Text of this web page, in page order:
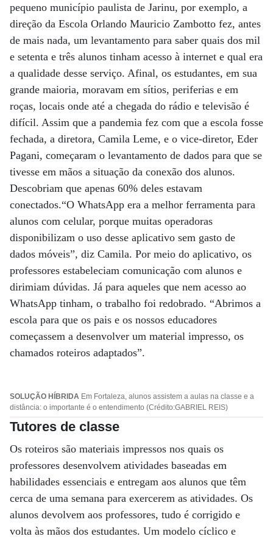
pequeno município paulista de Jarinu, por exemplo, a
direção da Escola Orlando Mauricio Zambotto fez, antes
de mais nada, um levantamento para saber quais dos mil
e setenta e três alunos tinham acesso à internet e qual era
a qualidade desse serviço. Afinal, os estudantes, em sua
grande maioria, moravam em sítios, periferias e em
roças, locais onde até a chegada do rádio e televisão é
difícil. Assim que a pandemia fez com que a escola fosse
fechada, a diretora, Camila Leme, e o vice-diretor, Eder
Pagani, começaram o levantamento de dados para que se
tivesse em mãos a situação da conexão dos alunos.
Descobriam que apenas 60% deles estavam
conectados.“O WhatsApp era a melhor ferramenta para
alunos com celular, porque muitas operadoras
disponibilizam o uso desse aplicativo sem gasto de
dados móveis”, diz Camila. Por meio do aplicativo, os
professores estabeleciam comunicação com alunos e
dirimiam dúvidas. Já para aqueles que nem acesso ao
WhatsApp tinham, o trabalho foi redobrado. “Abrimos a
escola para que os pais e os nossos educadores
começassem a desenvolver um material impresso, os
chamados roteiros adaptados”.
SOLUÇÃO HÍBRIDA Em Fortaleza, alunos assistem a aulas na classe e a
distância: o importante é o entendimento (Crédito:GABRIEL REIS)
Tutores de classe
Os roteiros são materiais impressos nos quais os
professores desenvolvem atividades baseadas em
habilidades essenciais e entregam aos alunos que têm
cerca de uma semana para exercerem as atividades. Os
alunos devolvem aos professores, tudo é corrigido e
volta às mãos dos estudantes. Um modelo cíclico e